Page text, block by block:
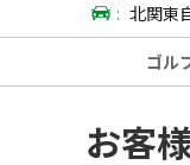
: 北関東
ゴル
お客